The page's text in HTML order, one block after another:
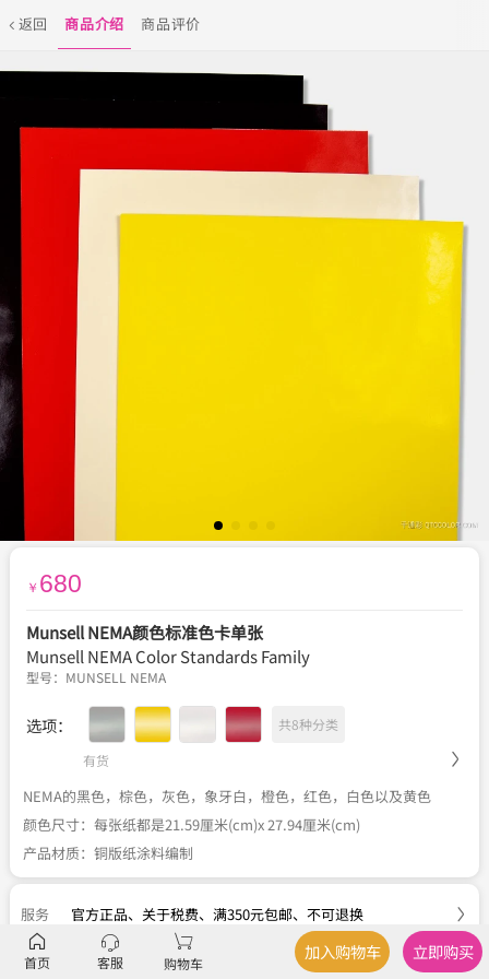
返回 商品介绍 商品评价
￥ 680
Munsell NEMA颜色标准色卡单张
Munsell NEMA Color Standards Family
型号： MUNSELL NEMA
选项：
共8种分类
有货
NEMA的黑色，棕色，灰色，象牙白，橙色，红色，白色以及黄色
颜色尺寸：每张纸都是21.59厘米(cm)x 27.94厘米(cm)
产品材质：铜版纸涂料编制
服务 官方正品、 关于税费、 满350元包邮、 不可退换
首页 客服 购物车
加入购物车 立即购买